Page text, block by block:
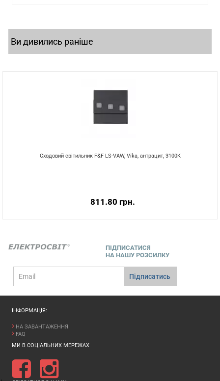
Ви дивились раніше
Сходовий світильник F&F LS-VAW, Vika, антрацит, 3100K
811.80 грн.
ПІДПИСАТИСЯ
НА НАШУ РОЗСИЛКУ
mail
Підписатись
ІНФОРМАЦІЯ:
НА ЗАВАНТАЖЕННЯ
FAQ
МИ В СОЦІАЛЬНИХ МЕРЕЖАХ